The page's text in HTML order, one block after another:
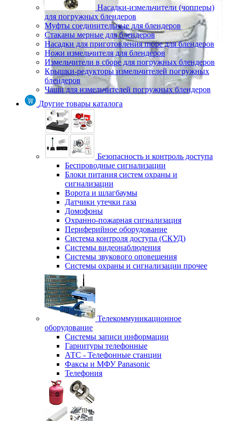
Насадки-измельчители (чопперы)
для погружных блендеров
Муфты соединительные для блендеров
Стаканы мерные для блендеров
Насадки для приготовления пюре для блендеров
Ножи измельчителя для блендеров
Измельчители в сборе для погружных блендеров
Крышки-редукторы измельчителей погружных
блендеров
Чаши для измельчителей погружных блендеров
Другие товары каталога
Безопасность и контроль доступа
Беспроводные сигнализации
Блоки питания систем охраны и
сигнализации
Ворота и шлагбаумы
Датчики утечки газа
Домофоны
Охранно-пожарная сигнализация
Периферийное оборудование
Система контроля доступа (СКУД)
Системы видеонаблюдения
Системы звукового оповещения
Системы охраны и сигнализации прочее
Телекоммуникационное
оборудование
Системы записи информации
Гарнитуры телефонные
АТС - Телефонные станции
Факсы и МФУ Panasonic
Телефония